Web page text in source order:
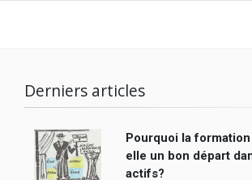
Derniers articles
Pourquoi la
elle un bon départ
actifs?